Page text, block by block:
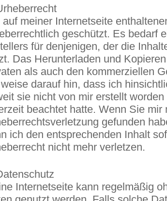
auf meiner Internetseite
geschützt. Es bedarf
für denjenigen, der die
Das Herunterladen und
als auch den kommerziellen
darauf hin, dass ich
sie nicht von mir erstellt
beachtet hatte. Wenn Sie
gefunden
ich den entsprechenden Inhalt
nicht mehr verletzen.
Internetseite kann regelmäßig